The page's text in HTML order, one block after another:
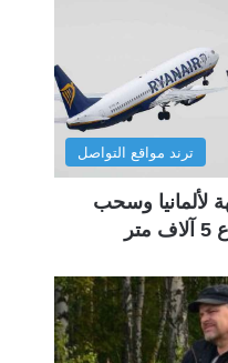
ترند مواقع التواصل
لألمانيا وسحب